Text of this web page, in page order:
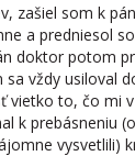
zašiel som k
a predniesol
doktor potom
vždy usiloval
vietko to, čo mi
k prebásneniu
vysvetlili)